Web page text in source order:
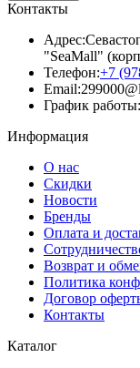
Контакты
Адрес:
"SeaMall"
Телефон:+7
Email:
График работы:
Информация
О нас
Скидки
Новости
Бренды
Оплата и
Возврат и
Политика
Договор
Контакты
Каталог